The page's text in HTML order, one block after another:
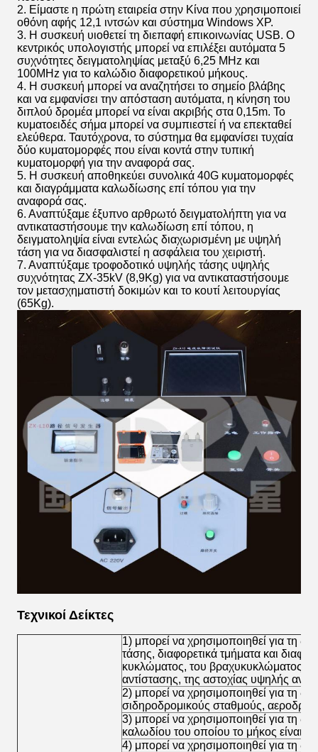
2. Είμαστε η πρώτη εταιρεία στην Κίνα που χρησιμοποιεί
οθόνη αφής 12,1 ιντσών και σύστημα Windows XP.
3. Η συσκευή υιοθετεί τη διεπαφή επικοινωνίας USB. Ο
κεντρικός υπολογιστής μπορεί να επιλέξει αυτόματα 5
συχνότητες δειγματοληψίας μεταξύ 6,25 MHz και
100MHz για το καλώδιο διαφορετικού μήκους.
4. Η συσκευή μπορεί να αναζητήσει το σημείο βλάβης
και να εμφανίσει την απόσταση αυτόματα, η κίνηση του
διπλού δρομέα μπορεί να είναι ακριβής στα 0,15m. Το
κυματοειδές σήμα μπορεί να συμπιεστεί ή να επεκταθεί
ελεύθερα. Ταυτόχρονα, το σύστημα θα εμφανίσει τυχαία
δύο κυματομορφές που είναι κοντά στην τυπική
κυματομορφή για την αναφορά σας.
5. Η συσκευή αποθηκεύει συνολικά 40G κυματομορφές
και διαγράμματα καλωδίωσης επί τόπου για την
αναφορά σας.
6. Αναπτύξαμε έξυπνο αρθρωτό δειγματολήπτη για να
αντικαταστήσουμε την καλωδίωση επί τόπου, η
δειγματοληψία είναι εντελώς διαχωρισμένη με υψηλή
τάση για να διασφαλιστεί η ασφάλεια του χειριστή.
7. Αναπτύξαμε τροφοδοτικό υψηλής τάσης υψηλής
συχνότητας ZX-35kV (8,9Kg) για να αντικαταστήσουμε
τον μετασχηματιστή δοκιμών και το κουτί λειτουργίας
(65Kg).
Τεχνικοί Δείκτες
1) μπορεί να χρησιμοποιηθεί για τη
τάσης, διαφορετικά τμήματα και
κυκλώματος, του βραχυκυκλώματος,
αντίστασης, της αστοχίας υψηλής
2) μπορεί να χρησιμοποιηθεί για τη
σιδηροδρομικούς σταθμούς,
3) μπορεί να χρησιμοποιηθεί για τη
καλωδίου του οποίου το μήκος είναι
4) μπορεί να χρησιμοποιηθεί για τη